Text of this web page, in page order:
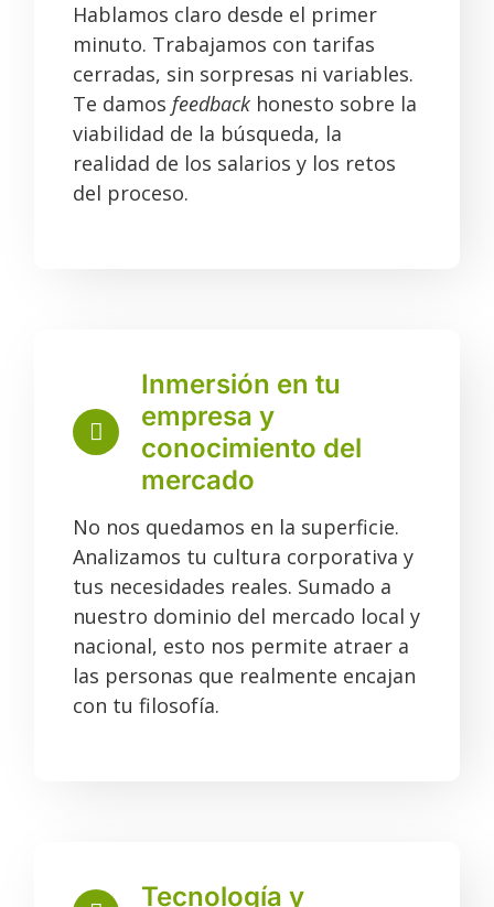
Hablamos claro desde el primer
minuto. Trabajamos con tarifas
cerradas, sin sorpresas ni variables.
Te damosfeedback honesto sobre la
viabilidad de la búsqueda, la
realidad de los salarios y los retos
del proceso.
Inmersión en tu
empresa y
conocimiento del
mercado
No nos quedamos en la superficie.
Analizamos tu cultura corporativa y
tus necesidades reales. Sumado a
nuestro dominio del mercado local y
nacional, esto nos permite atraer a
las personas que realmente encajan
con tu filosofía.
Tecnología y